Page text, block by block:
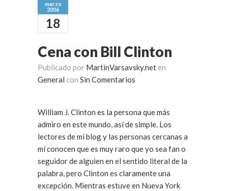
marzo
2006
18
Cena con Bill Clinton
Publicado por MartinVarsavsky.net en
General con Sin Comentarios
William J. Clinton es la persona que más
admiro en este mundo, así de simple. Los
lectores de mi blog y las personas cercanas a
mí conocen que es muy raro que yo sea fan o
seguidor de alguien en el sentido literal de la
palabra, pero Clinton es claramente una
excepción. Mientras estuve en Nueva York